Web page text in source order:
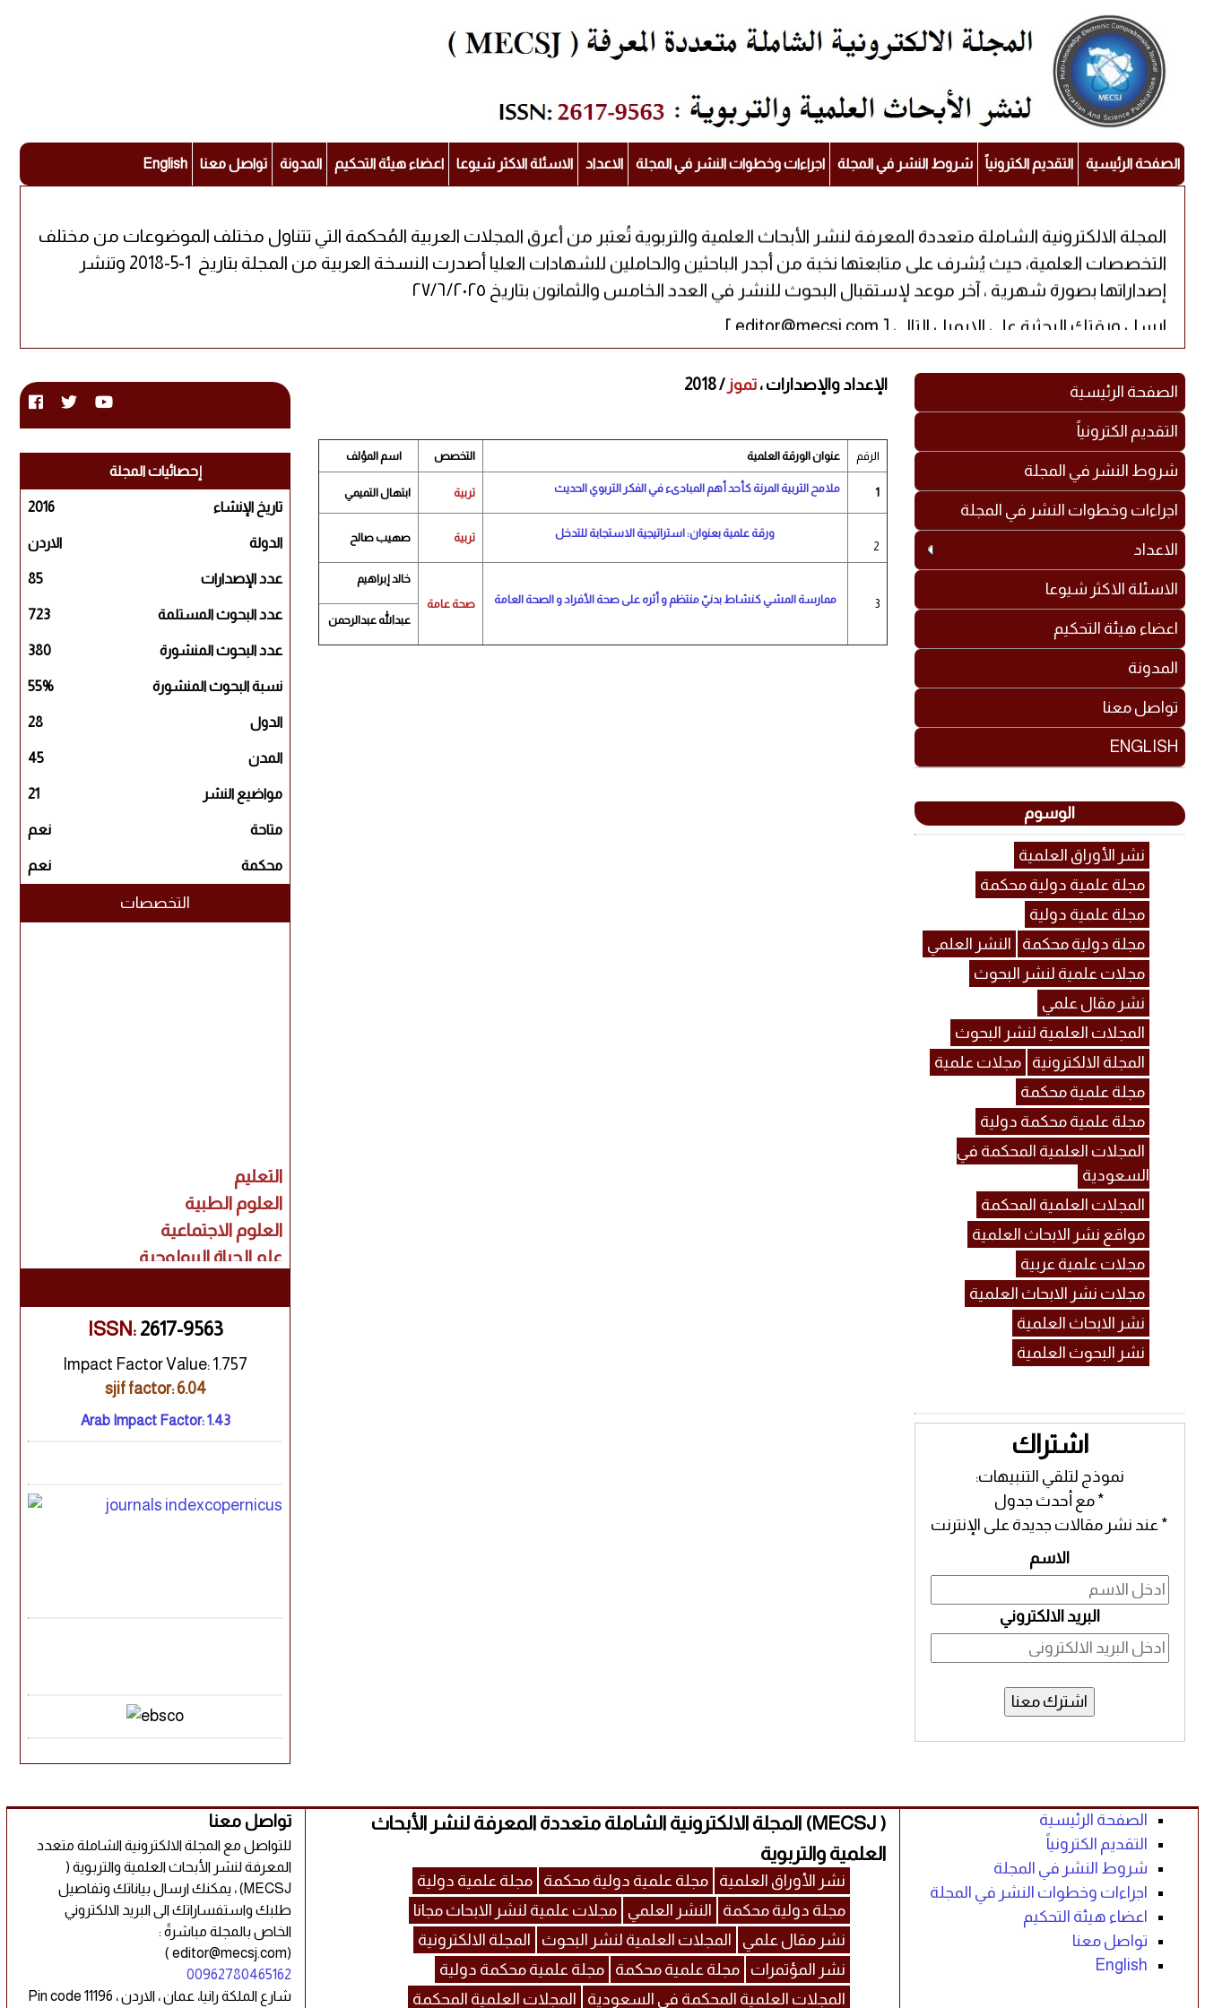
الصفحة الرئيسية التقديم الكترونياً شروط النشر في المجلة اجراءات وخطوات النشر في المجلة الاعداد الاسئلة الاكثر شيوعا اعضاء هيئة التحكيم المدونة تواصل معنا English
المجلة الالكترونية الشاملة متعددة المعرفة لنشر الأبحاث العلمية والتربوية تُعتبر من أعرق المجلات العربية المُحكمة التي تتناول مختلف الموضوعات من مختلف
التخصصات العلمية، حيث يُشرف على متابعتها نخبة من أجدر الباحثين والحاملين للشهادات العليا أصدرت النسخة العربية من المجلة بتاريخ 1-5-2018 وتنشر
إصداراتها بصورة شهرية ، آخر موعد لإستقبال البحوث للنشر في العدد الخامس والثمانون بتاريخ ٢٧/٦/٢٠٢٥
[ editor@mecsj.com ] ارسل ورقتك البحثية على الإيميل التالي
الصفحة الرئيسية
التقديم الكترونياً
شروط النشر في المجلة
اجراءات وخطوات النشر في المجلة
الاعداد
الاسئلة الاكثر شيوعا
اعضاء هيئة التحكيم
المدونة
تواصل معنا
ENGLISH
الوسوم
نشر الأوراق العلمية
مجلة علمية دولية محكمة
مجلة علمية دولية
مجلة دولية محكمة
النشر العلمي
مجلات علمية لنشر البحوث
نشر مقال علمي
المجلات العلمية لنشر البحوث
المجلة الالكترونية
مجلات علمية
مجلة علمية محكمة
مجلة علمية محكمة دولية
المجلات العلمية المحكمة في
السعودية
المجلات العلمية المحكمة
مواقع نشر الابحاث العلمية
مجلات علمية عربية
مجلات نشر الابحاث العلمية
نشر الابحاث العلمية
نشر البحوث العلمية
اشتراك
نموذج لتلقي التنبيهات:
* مع أحدث جدول
* عند نشر مقالات جديدة على الإنترنت
الاسم
البريد الالكتروني
اشترك معنا
2018 / الإعداد والإصدارات ،تموز
اسم المؤلف التخصص عنوان الورقة العلمية الرقم
ابتهال التميمي تربية ملامح التربية المرنة كأحد أهم المبادىء في الفكر التربوي الحديث 1
صهيب صالح تربية
ورقة علمية بعنوان: استراتيجية الاستجابة للتدخل
2
خالد إبراهيم
صحة عامة
ممارسة المشي كنشاط بدنيّ منتظم و أثره على صحة الأفراد و الصحة العامة
3
عبدالله عبدالرحمن
إحصائيات المجلة
2016 تاريخ الإنشاء
الاردن الدولة
85 عدد الإصدارات
723 عدد البحوث المستلمة
380 عدد البحوث المنشورة
55% نسبة البحوث المنشورة
28 الدول
45 المدن
21 مواضيع النشر
نعم متاحة
نعم محكمة
التخصصات
التعليم
العلوم الطبية
العلوم الاجتماعية
علم الحياة البيولوجية
البحث السريري
الإدارة
ISSN: 2617-9563
Impact Factor Value: 1.757
sjif factor: 6.04
Arab Impact Factor: 1.43
الصفحة الرئيسية
التقديم الكترونياً
شروط النشر في المجلة
اجراءات وخطوات النشر في المجلة
اعضاء هيئة التحكيم
تواصل معنا
English
( MECSJ) المجلة الالكترونية الشاملة متعددة المعرفة لنشر الأبحاث
العلمية والتربوية
نشر الأوراق العلمية مجلة علمية دولية محكمة
مجلة علمية دولية
مجلة دولية محكمة
النشر العلمي
مجلات علمية لنشر الابحاث مجانا
نشر مقال علمي
المجلات العلمية لنشر البحوث
المجلة الالكترونية
نشر المؤتمرات
مجلة علمية محكمة
مجلة علمية محكمة دولية
المجلات العلمية المحكمة في السعودية
المجلات العلمية المحكمة
تواصل معنا
للتواصل مع المجلة الالكترونية الشاملة متعدد
المعرفة لنشر الأبحاث العلمية والتربوية (
MECSJ) ، يمكنك ارسال بياناتك وتفاصيل
طلبك واستفساراتك الى البريد الالكتروني
الخاص بالمجلة مباشرةً :
(editor@mecsj.com )
00962780465162
شارع الملكة رانيا، عمان ، الاردن ، Pin code 11196